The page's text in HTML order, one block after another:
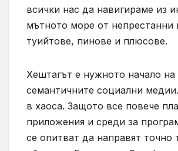
всички нас да навигираме из
мътното море от непрестанни
туийтове, пинове и плюсове.
Хештагът е нужното начало на
семантичните социални
в хаоса. Защото все повече
приложения и среди за
се опитват да направят точно